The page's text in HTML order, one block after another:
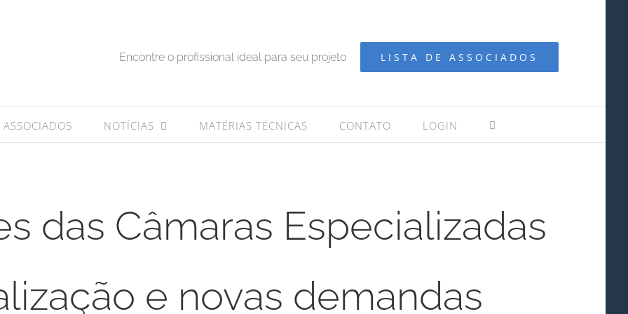
Encontre o profissional ideal para seu projeto LISTA DE ASSOCIADOS
ASSOCIADOS NOTÍCIAS MATÉRIAS TÉCNICAS CONTATO LOGIN
das Câmaras Especializadas
e novas demandas